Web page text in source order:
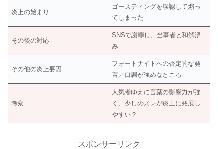
炎上の始まり
ゴースティングを誤認して煽っ
てしまった
その後の対応
SNSで謝罪し、当事者と和解済
み
その他の炎上要因
フォートナイトへの否定的な発
言／口調が強めなところ
考察
人気者ゆえに言葉の影響力が強
く、少しのズレが炎上に発展し
やすい？
スポンサーリンク